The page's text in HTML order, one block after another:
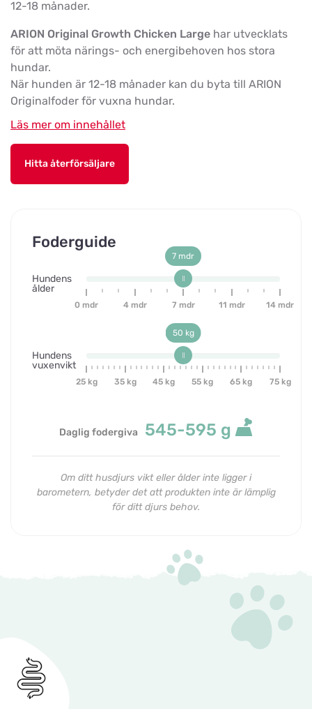
12-18 månader.
ARION Original Growth Chicken Large har utvecklats
för att möta närings- och energibehoven hos stora
hundar.
När hunden är 12-18 månader kan du byta till ARION
Originalfoder för vuxna hundar.
Läs mer om innehållet
Hitta återförsäljare
Foderguide
Hundens
ålder
7 mdr
0 mdr 4 mdr 7 mdr 11 mdr 14 mdr
Hundens
vuxenvikt
50 kg
25 kg 35 kg 45 kg 55 kg 65 kg 75 kg
Daglig fodergiva 545-595 g
Om ditt husdjurs vikt eller ålder inte ligger i
barometern, betyder det att produkten inte är lämplig
för ditt djurs behov.